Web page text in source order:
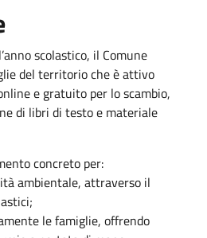
scolastico, il Comune
del territorio che è attivo
e gratuito per lo scambio,
di libri di testo e materiale
concreto per:
ambientale, attraverso il
le famiglie, offrendo